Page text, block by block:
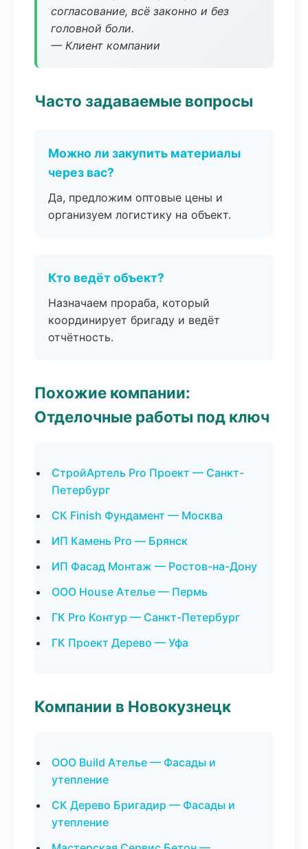
согласование, всё законно и без
головной боли.
— Клиент компании
Часто задаваемые вопросы
Можно ли закупить материалы
через вас?
Да, предложим оптовые цены и
организуем логистику на объект.
Кто ведёт объект?
Назначаем прораба, который
координирует бригаду и ведёт
отчётность.
Похожие компании:
Отделочные работы под ключ
СтройАртель Pro Проект — Санкт-
Петербург
СК Finish Фундамент — Москва
ИП Камень Pro — Брянск
ИП Фасад Монтаж — Ростов-на-Дону
ООО House Ателье — Пермь
ГК Pro Контур — Санкт-Петербург
ГК Проект Дерево — Уфа
Компании в Новокузнецк
ООО Build Ателье — Фасады и
утепление
СК Дерево Бригадир — Фасады и
утепление